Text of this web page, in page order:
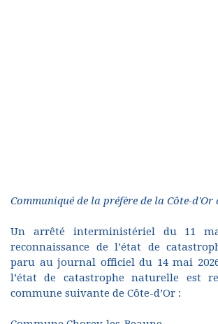
Communiqué de la préfère de la Côte-d'Or
Un arrêté interministériel du 11
reconnaissance de l’état de
paru au journal officiel du 14 mai
l’état de catastrophe naturelle est
commune suivante de Côte-d’Or :